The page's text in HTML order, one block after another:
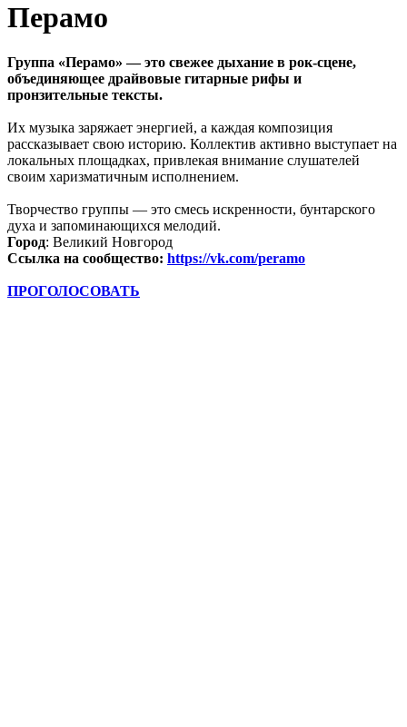
Перамо
Группа «Перамо» — это свежее дыхание в рок-сцене,
объединяющее драйвовые гитарные рифы и
пронзительные тексты.
Их музыка заряжает энергией, а каждая композиция
рассказывает свою историю. Коллектив активно выступает на
локальных площадках, привлекая внимание слушателей
своим харизматичным исполнением.
Творчество группы — это смесь искренности, бунтарского
духа и запоминающихся мелодий.
Город: Великий Новгород
Ссылка на сообщество: https://vk.com/peramo
ПРОГОЛОСОВАТЬ